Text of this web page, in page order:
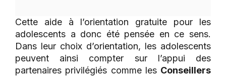
Cette aide à l’orientation gratuite pour les
adolescents a donc été pensée en ce sens.
Dans leur choix d’orientation, les adolescents
peuvent ainsi compter sur l’appui des
partenaires privilégiés comme les Conseillers